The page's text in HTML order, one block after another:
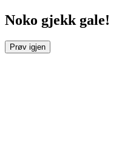
Noko gjekk gale!
Prøv igjen